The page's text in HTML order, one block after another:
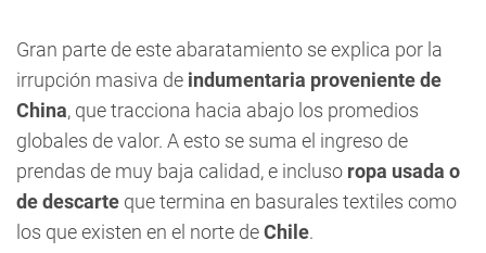
Gran parte de este abaratamiento se explica por la
irrupción masiva de indumentaria proveniente de
China, que tracciona hacia abajo los promedios
globales de valor. A esto se suma el ingreso de
prendas de muy baja calidad, e incluso ropa usada o
de descarte que termina en basurales textiles como
los que existen en el norte deChile.